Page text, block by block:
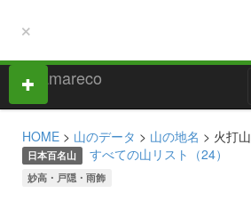
×
HOME > 山のデータ > 山の地名 > 火打山
日本百名山 すべての山リスト（24）
妙高・戸隠・雨飾